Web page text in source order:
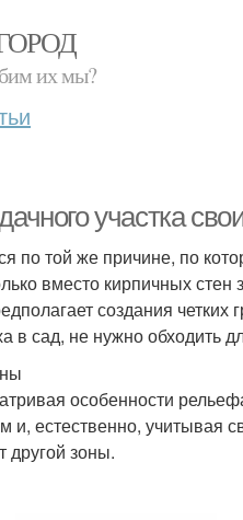
их мы?
участка
по той же причине, по
вместо кирпичных стен
создания четких
в сад, не нужно обходить
особенности
естественно, учитывая
другой зоны.